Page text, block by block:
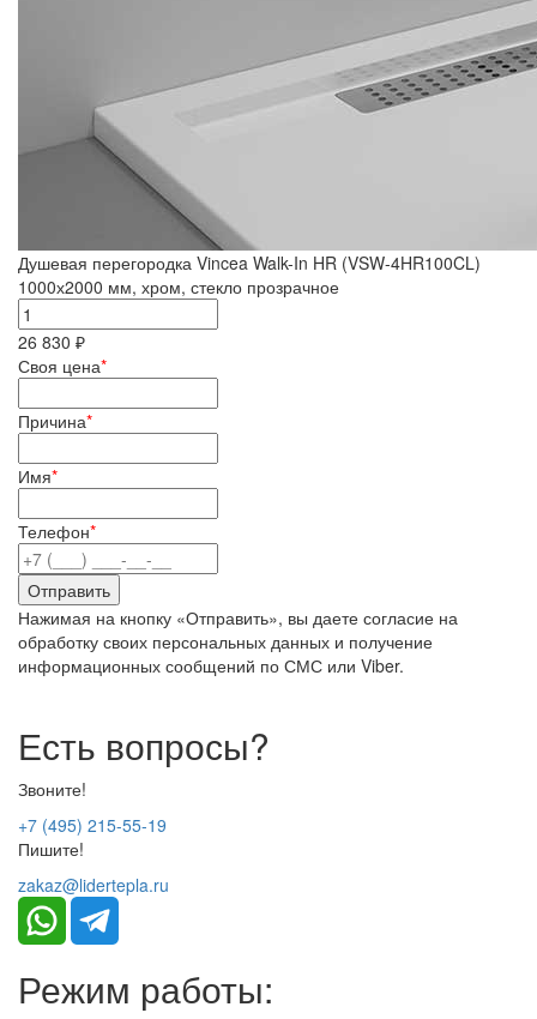
Душевая перегородка Vincea Walk-In HR (VSW-4HR100CL)
1000х2000 мм, хром, стекло прозрачное
26 830 ₽
Своя цена*
Причина*
Имя*
Телефон*
Нажимая на кнопку «Отправить», вы даете согласие на
обработку своих персональных данных и получение
информационных сообщений по СМС или Viber.
Есть вопросы?
Звоните!
+7 (495) 215-55-19
Пишите!
zakaz@lidertepla.ru
Режим работы: